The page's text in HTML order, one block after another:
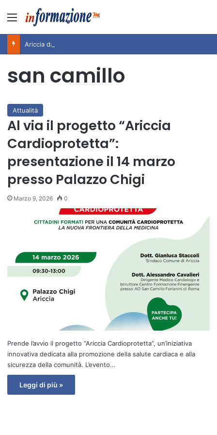
Menu
san camillo
Attualità
Al via il progetto “Ariccia
Cardioprotetta”:
presentazione il 14 marzo
presso Palazzo Chigi
Marzo 9, 2026 0
Prende l’avvio il progetto “Ariccia Cardioprotetta”, un’iniziativa
innovativa dedicata alla promozione della salute cardiaca e alla
sicurezza della comunità. L’evento…
Leggi di più »